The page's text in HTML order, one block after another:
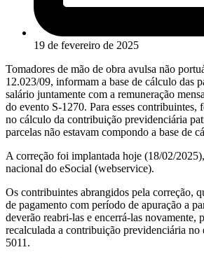
19 de fevereiro de 2025
Tomadores de mão de obra avulsa não
12.023/09, informam a base de cálculo das
salário juntamente com a remuneração
do evento S-1270. Para esses contribuintes,
no cálculo da contribuição previdenciária
parcelas não estavam compondo a base de
A correção foi implantada hoje (18/02/
nacional do eSocial (webservice).
Os contribuintes abrangidos pela correção,
de pagamento com período de apuração a
deverão reabri-las e encerrá-las novamente,
recalculada a contribuição previdenciária no
5011.